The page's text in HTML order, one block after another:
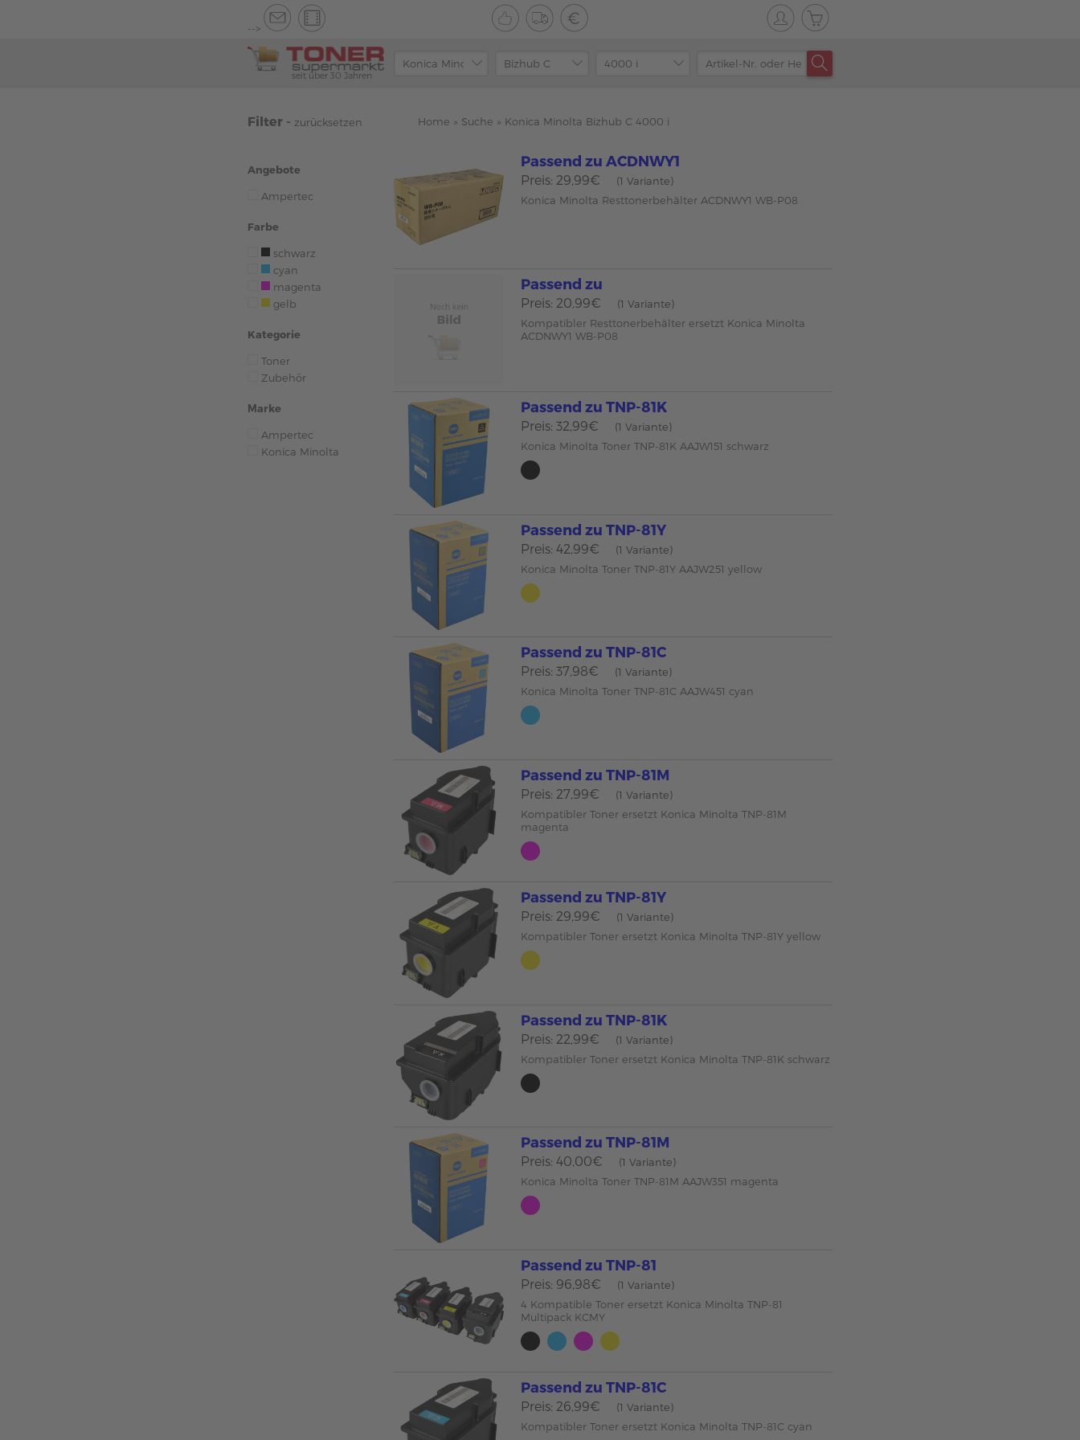
-->
seit über 30 Jahren
Filter - zurücksetzen
Angebote
Ampertec
Farbe
schwarz
cyan
magenta
gelb
Kategorie
Toner
Zubehör
Marke
Ampertec
Konica Minolta
Home » Suche » Konica Minolta Bizhub C 4000 i
Passend zu ACDNWY1
Preis: 29,99€
(1 Variante)
Konica Minolta Resttonerbehälter ACDNWY1 WB-P08
Passend zu
Preis: 20,99€
(1 Variante)
Kompatibler Resttonerbehälter ersetzt Konica Minolta
ACDNWY1 WB-P08
Passend zu TNP-81K
Preis: 32,99€
(1 Variante)
Konica Minolta Toner TNP-81K AAJW151 schwarz
Passend zu TNP-81Y
Preis: 42,99€
(1 Variante)
Konica Minolta Toner TNP-81Y AAJW251 yellow
Passend zu TNP-81C
Preis: 37,98€
(1 Variante)
Konica Minolta Toner TNP-81C AAJW451 cyan
Passend zu TNP-81M
Preis: 27,99€
(1 Variante)
Kompatibler Toner ersetzt Konica Minolta TNP-81M
magenta
Passend zu TNP-81Y
Preis: 29,99€
(1 Variante)
Kompatibler Toner ersetzt Konica Minolta TNP-81Y yellow
Passend zu TNP-81K
Preis: 22,99€
(1 Variante)
Kompatibler Toner ersetzt Konica Minolta TNP-81K schwarz
Passend zu TNP-81M
Preis: 40,00€
(1 Variante)
Konica Minolta Toner TNP-81M AAJW351 magenta
Passend zu TNP-81
Preis: 96,98€
(1 Variante)
4 Kompatible Toner ersetzt Konica Minolta TNP-81
Multipack KCMY
Passend zu TNP-81C
Preis: 26,99€
(1 Variante)
Kompatibler Toner ersetzt Konica Minolta TNP-81C cyan